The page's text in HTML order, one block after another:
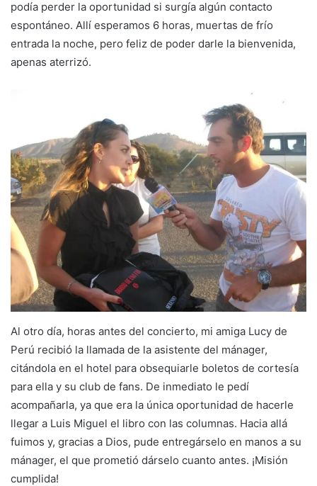
podía perder la oportunidad si surgía algún contacto
espontáneo. Allí esperamos 6 horas, muertas de frío
entrada la noche, pero feliz de poder darle la bienvenida,
apenas aterrizó.
Al otro día, horas antes del concierto, mi amiga Lucy de
Perú recibió la llamada de la asistente del mánager,
citándola en el hotel para obsequiarle boletos de cortesía
para ella y su club de fans. De inmediato le pedí
acompañarla, ya que era la única oportunidad de hacerle
llegar a Luis Miguel el libro con las columnas. Hacia allá
fuimos y, gracias a Dios, pude entregárselo en manos a su
mánager, el que prometió dárselo cuanto antes. ¡Misión
cumplida!